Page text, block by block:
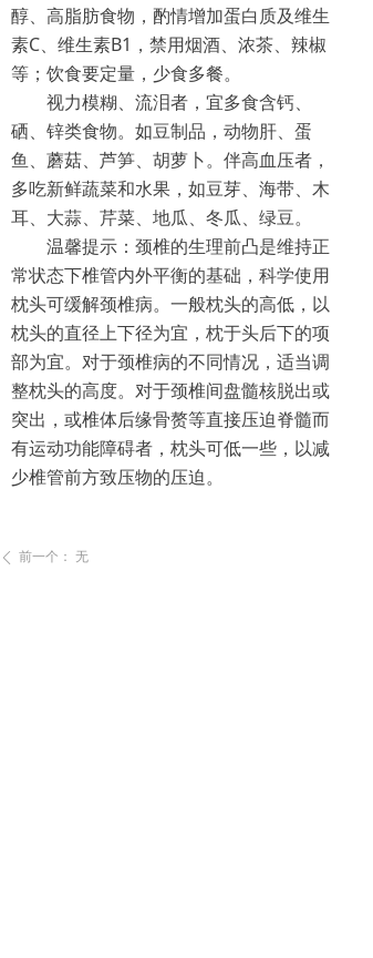
醇、高脂肪食物，酌情增加蛋白质及维生
素C、维生素B1，禁用烟酒、浓茶、辣椒
等；饮食要定量，少食多餐。
视力模糊、流泪者，宜多食含钙、
硒、锌类食物。如豆制品，动物肝、蛋
鱼、蘑菇、芦笋、胡萝卜。伴高血压者，
多吃新鲜蔬菜和水果，如豆芽、海带、木
耳、大蒜、芹菜、地瓜、冬瓜、绿豆。
温馨提示：颈椎的生理前凸是维持正
常状态下椎管内外平衡的基础，科学使用
枕头可缓解颈椎病。一般枕头的高低，以
枕头的直径上下径为宜，枕于头后下的项
部为宜。对于颈椎病的不同情况，适当调
整枕头的高度。对于颈椎间盘髓核脱出或
突出，或椎体后缘骨赘等直接压迫脊髓而
有运动功能障碍者，枕头可低一些，以减
少椎管前方致压物的压迫。
ꄴ 前一个： 无